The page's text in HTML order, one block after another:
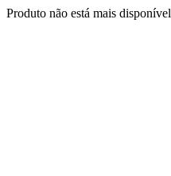
Produto não está mais disponível